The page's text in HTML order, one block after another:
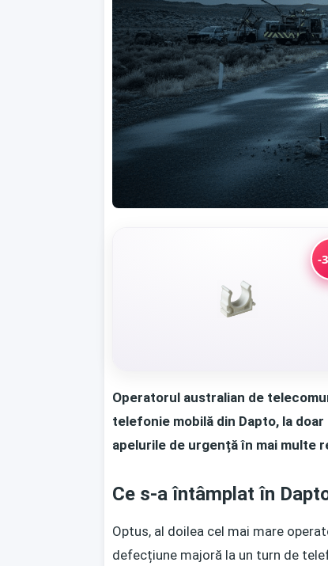
-
Operatorul australian de
telefonie mobilă din Dapto, la
apelurile de urgență în mai multe
Ce s-a întâmplat în
Optus, al doilea cel mai mare
defecțiune majoră la un turn de